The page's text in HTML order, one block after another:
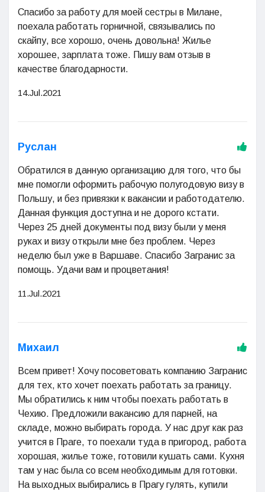
Спасибо за работу для моей сестры в Милане,
поехала работать горничной, связывались по
скайпу, все хорошо, очень довольна! Жилье
хорошее, зарплата тоже. Пишу вам отзыв в
качестве благодарности.
14.Jul.2021
Руслан
Обратился в данную организацию для того, что бы
мне помогли оформить рабочую полугодовую визу в
Польшу, и без привязки к вакансии и работодателю.
Данная функция доступна и не дорого кстати.
Через 25 дней документы под визу были у меня
руках и визу открыли мне без проблем. Через
неделю был уже в Варшаве. Спасибо Загранис за
помощь. Удачи вам и процветания!
11.Jul.2021
Михаил
Всем привет! Хочу посоветовать компанию Загранис
для тех, кто хочет поехать работать за границу.
Мы обратились к ним чтобы поехать работать в
Чехию. Предложили вакансию для парней, на
складе, можно выбирать города. У нас друг как раз
учится в Праге, то поехали туда в пригород, работа
хорошая, жилье тоже, готовили кушать сами. Кухня
там у нас была со всем необходимым для готовки.
На выходных выбирались в Прагу гулять, купили